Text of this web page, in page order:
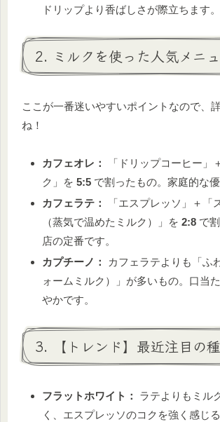
ドリップより香ばしさが際立ちます。
2. ミルクを使った人気メニ
ここが一番迷いやすいポイントなので、
ね！
カフェオレ：
「ドリップコーヒー」
ク」を 5:5 で割ったもの。家庭的な優
カフェラテ：
「エスプレッソ」＋「
（蒸気で温めたミルク）」を 2:8 で
店の定番です。
カプチーノ：
カフェラテよりも「ふ
ォームミルク）」が多いもの。口当
やかです。
3. 【トレンド】最近注目の
フラットホワイト：
ラテよりもミル
く、エスプレッソのコクを強く感じ